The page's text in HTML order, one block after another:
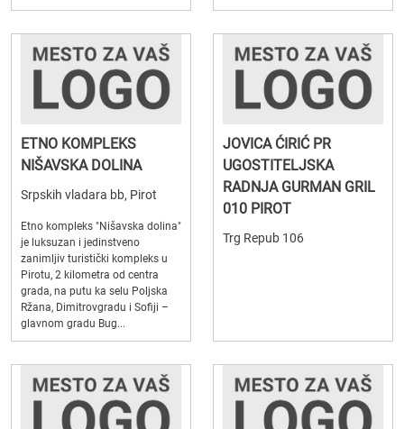
ETNO KOMPLEKS
NIŠAVSKA DOLINA
Srpskih vladara bb, Pirot
Etno kompleks "Nišavska dolina"
je luksuzan i jedinstveno
zanimljiv turistički kompleks u
Pirotu, 2 kilometra od centra
grada, na putu ka selu Poljska
Ržana, Dimitrovgradu i Sofiji –
glavnom gradu Bug...
JOVICA ĆIRIĆ PR
UGOSTITELJSKA
RADNJA GURMAN GRIL
010 PIROT
Trg Repub 106